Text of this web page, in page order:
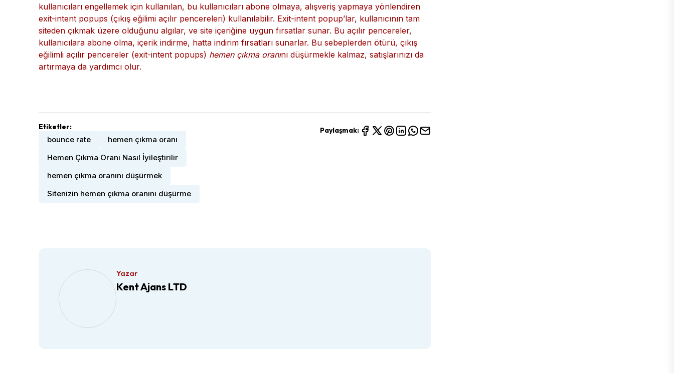
kullanıcıları engellemek için kullanılan, bu kullanıcıları abone olmaya, alışveriş yapmaya yönlendiren
exit-intent popups (çıkış eğilimi açılır pencereleri) kullanılabilir. Exit-intent popup’lar, kullanıcının tam
siteden çıkmak üzere olduğunu algılar, ve site içeriğine uygun fırsatlar sunar. Bu açılır pencereler,
kullanıcılara abone olma, içerik indirme, hatta indirim fırsatları sunarlar. Bu sebeplerden ötürü, çıkış
eğilimli açılır pencereler (exit-intent popups) hemen çıkma oranını düşürmekle kalmaz, satışlarınızı da
artırmaya da yardımcı olur.
Etiketler:
bounce rate
hemen çıkma oranı
Hemen Çıkma Oranı Nasıl İyileştirilir
hemen çıkma oranını düşürmek
Sitenizin hemen çıkma oranını düşürme
Paylaşmak:
Yazar
Kent Ajans LTD